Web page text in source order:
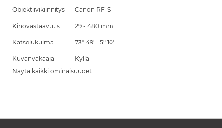
Objektiivikiinnitys Canon RF-S
Kinovastaavuus 29 - 480 mm
Katselukulma 73° 49' - 5° 10'
Kuvanvakaaja
Kyllä
Näytä kaikki ominaisuudet